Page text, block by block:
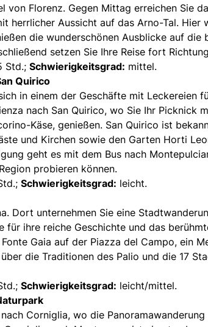
von Florenz. Gegen Mittag erreichen Sie
herrlicher Aussicht auf das Arno-Tal. Hier
die wunderschönen Ausblicke auf die
setzen Sie Ihre Reise fort
Std.; Schwierigkeitsgrad: mittel.
Quirico
in einem der Geschäfte mit Leckereien
nach San Quirico, wo Sie Ihr Picknick
Käse, genießen. San Quirico ist
und Kirchen sowie den Garten Horti
geht es mit dem Bus nach
probieren können.
Schwierigkeitsgrad: leicht.
Dort unternehmen Sie eine
ihre reiche Geschichte und das
Gaia auf der Piazza del Campo, ein
die Traditionen des Palio und die 17
Schwierigkeitsgrad: leicht/mittel.
Corniglia, wo die